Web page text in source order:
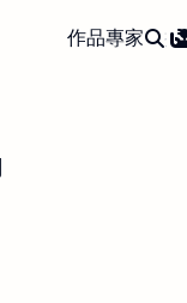
作品專家